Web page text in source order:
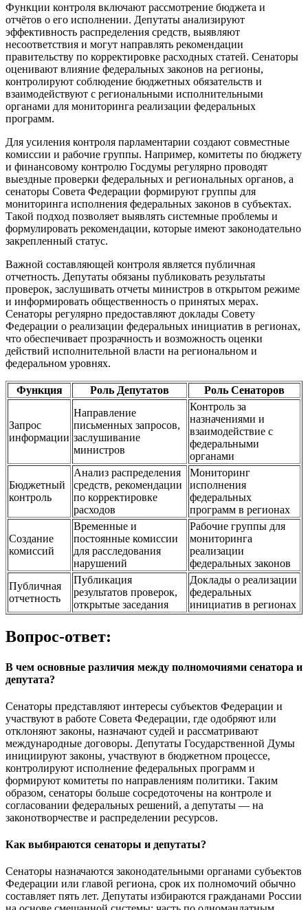
Функции контроля включают рассмотрение бюджета и
отчётов о его исполнении. Депутаты анализируют
эффективность распределения средств, выявляют
несоответствия и могут направлять рекомендации
правительству по корректировке расходных статей. Сенаторы
оценивают влияние федеральных законов на регионы,
контролируют соблюдение бюджетных обязательств и
взаимодействуют с региональными исполнительными
органами для мониторинга реализации федеральных
программ.
Для усиления контроля парламентарии создают совместные
комиссии и рабочие группы. Например, комитеты по бюджету
и финансовому контролю Госдумы регулярно проводят
выездные проверки федеральных и региональных органов, а
сенаторы Совета Федерации формируют группы для
мониторинга исполнения федеральных законов в субъектах.
Такой подход позволяет выявлять системные проблемы и
формулировать рекомендации, которые имеют законодательно
закрепленный статус.
Важной составляющей контроля является публичная
отчетность. Депутаты обязаны публиковать результаты
проверок, заслушивать отчеты министров в открытом режиме
и информировать общественность о принятых мерах.
Сенаторы регулярно предоставляют доклады Совету
Федерации о реализации федеральных инициатив в регионах,
что обеспечивает прозрачность и возможность оценки
действий исполнительной власти на региональном и
федеральном уровнях.
Функция Роль Депутатов Роль Сенаторов
Запрос
информации
Направление
письменных запросов,
заслушивание
министров
Контроль за
назначениями и
взаимодействие с
федеральными
органами
Бюджетный
контроль
Анализ распределения
средств, рекомендации
по корректировке
расходов
Мониторинг
исполнения
федеральных
программ в регионах
Создание
комиссий
Временные и
постоянные комиссии
для расследования
нарушений
Рабочие группы для
мониторинга
реализации
федеральных законов
Публичная
отчетность
Публикация
результатов проверок,
открытые заседания
Доклады о реализации
федеральных
инициатив в регионах
Вопрос-ответ:
В чем основные различия между полномочиями сенатора и
депутата?
Сенаторы представляют интересы субъектов Федерации и
участвуют в работе Совета Федерации, где одобряют или
отклоняют законы, назначают судей и рассматривают
международные договоры. Депутаты Государственной Думы
инициируют законы, участвуют в бюджетном процессе,
контролируют исполнение федеральных программ и
формируют комитеты по направлениям политики. Таким
образом, сенаторы больше сосредоточены на контроле и
согласовании федеральных решений, а депутаты — на
законотворчестве и распределении ресурсов.
Как выбираются сенаторы и депутаты?
Сенаторы назначаются законодательными органами субъектов
Федерации или главой региона, срок их полномочий обычно
составляет пять лет. Депутаты избираются гражданами России